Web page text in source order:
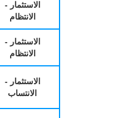
الاستثمار -
الانتظام
الاستثمار -
الانتظام
الاستثمار -
الانتساب